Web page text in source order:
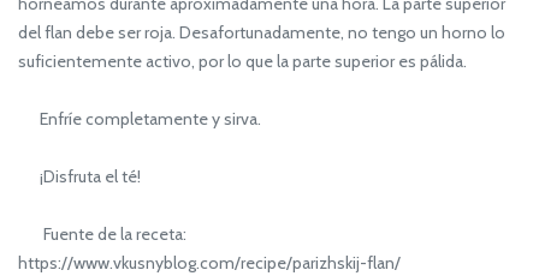
del flan debe ser roja. Desafortunadamente, no tengo un horno lo
suficientemente activo, por lo que la parte superior es pálida.
Enfríe completamente y sirva.
¡Disfruta el té!
Fuente de la receta:
https://www.vkusnyblog.com/recipe/parizhskij-flan/